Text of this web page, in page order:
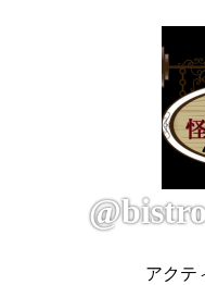
アクテ